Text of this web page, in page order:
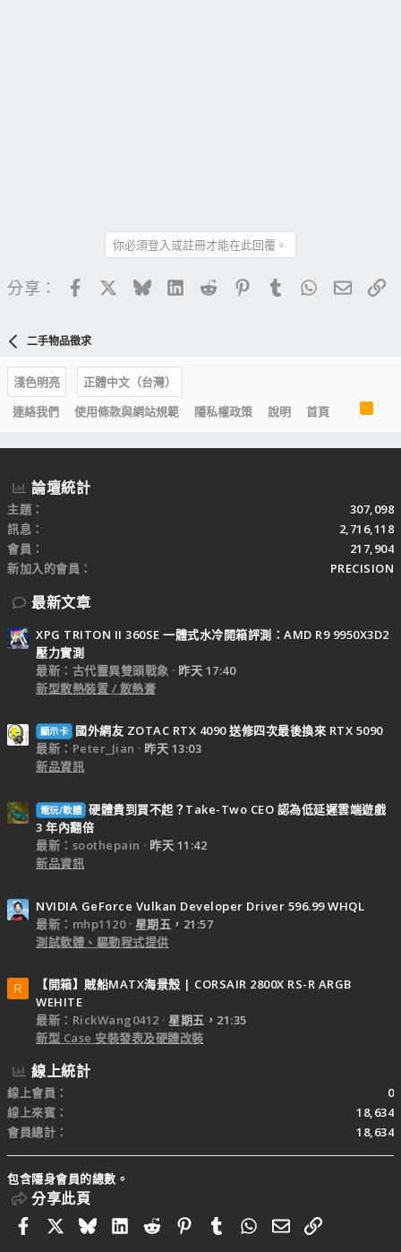
你必須登入或註冊才能在此回覆。
分享： FacebookBlueskyLinkedIn
Reddit PinterestTumblrWhatsApp
電子
二手物品徵求
淺色明亮
正體中文（台灣）
連絡我們
使用條款與網站規範 隱私權政策 說明 首頁
S
論壇統計
主題
307,098
訊息
2,716,118
會員
217,904
新加入的會員
PRECISION
最新文章
XPG TRITON II 360SE 一體式水冷開箱評測：AMD R9 9950X3D2
壓力實測
最新：古代靈異雙頭戰象
昨天 17:40
新型散熱裝置 / 散熱膏
顯示卡
國外網友 ZOTAC RTX 4090 送修四次最後換來 RTX 5090
最新：Peter_Jian
昨天 13:03
新品資訊
電玩/軟體 硬體貴到買不起？Take-Two CEO 認為低延遲雲端遊戲
3 年內翻倍
最新：soothepain
昨天 11:42
新品資訊
NVIDIA GeForce Vulkan Developer Driver 596.99 WHQL
最新：mhp1120
星期五，21:57
測試軟體、驅動程式提供
R
【開箱】賊船MATX海景殼 | CORSAIR 2800X RS-R ARGB
WEHITE
最新：RickWang0412
星期五，21:35
新型 Case 安裝發表及硬體改裝
線上統計
線上會員
0
線上來賓
18,634
會員總計
18,634
包含隱身會員的總數。
分享此頁
FacebookBlueskyLinkedIn
RedditPinterestTumblrWhatsApp
電子郵件
連結